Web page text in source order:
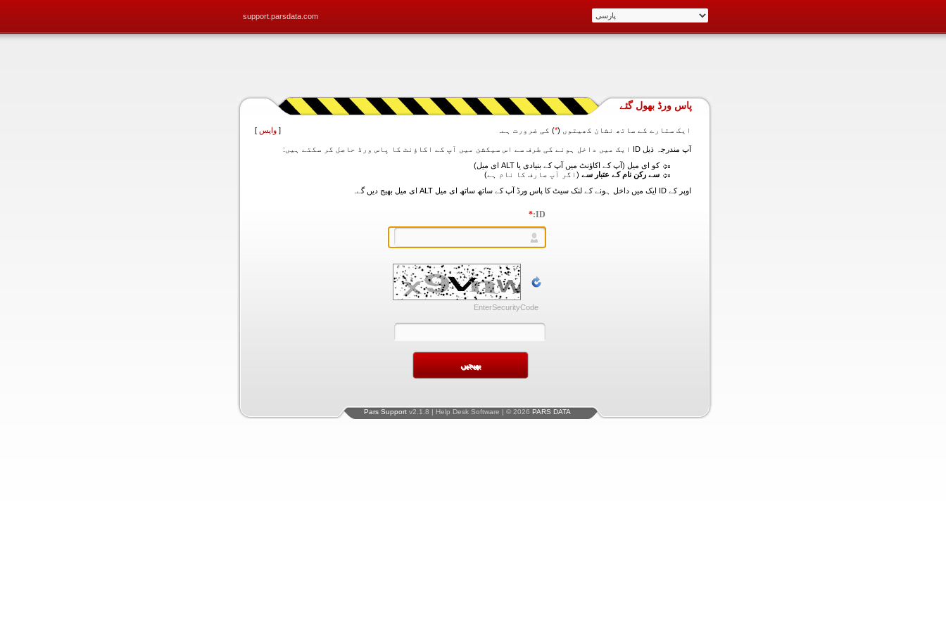
support.parsdata.com
پاس ورڈ بھول گئے
ایک ستارے کے ساتھ نشان کھیتوں (*) کی ضرورت ہے. [ واپس ]
آپ مندرجہ ذیل ID ایک میں داخل ہونے کی طرف سے اس سیکشن میں آپ کے اکاؤنٹ کا پاس ورڈ حاصل کر سکتے ہیں:
کو ای میل (آپ کے اکاؤنٹ میں آپ کے بنیادی یا ALT ای میل)
سے رکن نام کے عتبار سے (اگر آپ صارف کا نام ہے)
اوپر کے ID ایک میں داخل ہونے کے لنک سیٹ کا پاس ورڈ آپ کے ساتھ ساتھ ای میل ALT ای میل بھیج دیں گے.
ID:
*
EnterSecurityCode
Pars Support v2.1.8 | Help Desk Software | © 2026 PARS DATA